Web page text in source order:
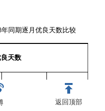
同期逐月优良天数比较
天数
同比变
化